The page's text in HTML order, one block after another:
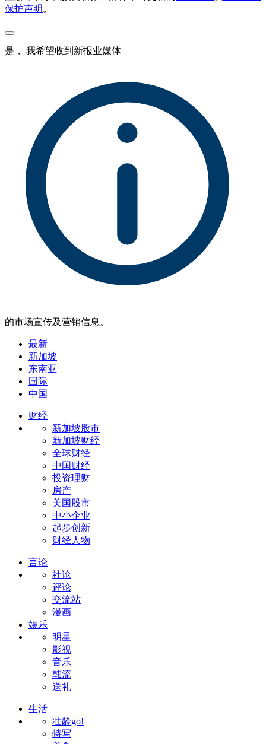
保护声明 。
是， 我希望收到新报业媒体
的市场宣传及营销信息。
最新
新加坡
东南亚
国际
中国
财经
新加坡股市
新加坡财经
全球财经
中国财经
投资理财
房产
美国股市
中小企业
起步创新
财经人物
言论
社论
评论
交流站
漫画
娱乐
明星
影视
音乐
韩流
送礼
生活
壮龄go!
特写